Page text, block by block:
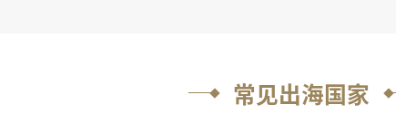
常见出海国家